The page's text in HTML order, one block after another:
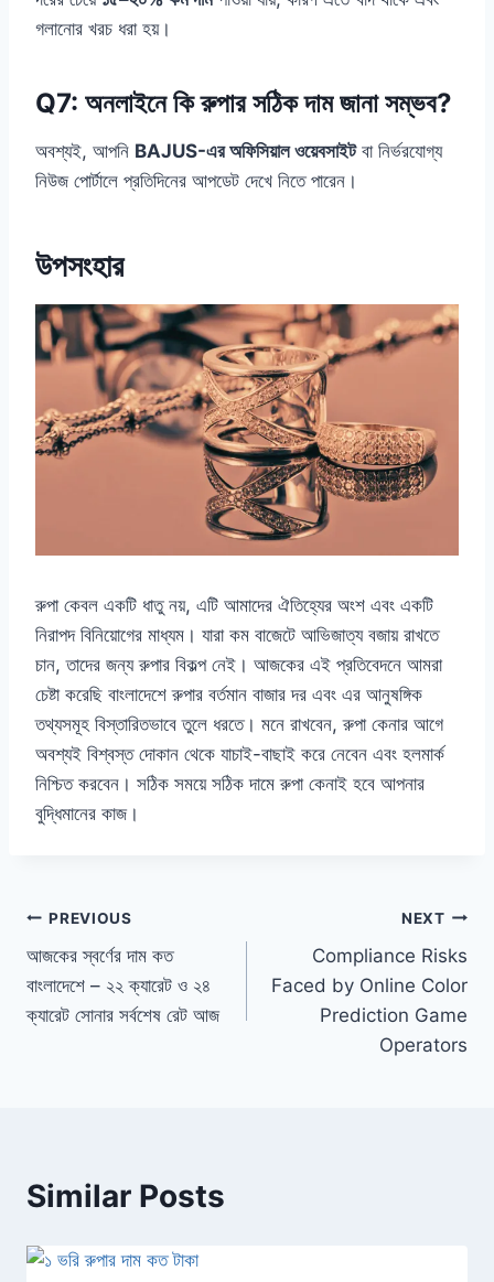
গলানোর খরচ ধরা হয়।
Q7: অনলাইনে কি রুপার সঠিক দাম জানা সম্ভব?
অবশ্যই, আপনি BAJUS-এর অফিসিয়াল ওয়েবসাইটবা নির্ভরযোগ্য
নিউজ পোর্টালে প্রতিদিনের আপডেট দেখে নিতে পারেন।
উপসংহার
রুপা কেবল একটি ধাতু নয়, এটি আমাদের ঐতিহ্যের অংশ এবং একটি
নিরাপদ বিনিয়োগের মাধ্যম। যারা কম বাজেটে আভিজাত্য বজায় রাখতে
চান, তাদের জন্য রুপার বিকল্প নেই। আজকের এই প্রতিবেদনে আমরা
চেষ্টা করেছি বাংলাদেশে রুপার বর্তমান বাজার দর এবং এর আনুষঙ্গিক
তথ্যসমূহ বিস্তারিতভাবে তুলে ধরতে। মনে রাখবেন, রুপা কেনার আগে
অবশ্যই বিশ্বস্ত দোকান থেকে যাচাই-বাছাই করে নেবেন এবং হলমার্ক
নিশ্চিত করবেন। সঠিক সময়ে সঠিক দামে রুপা কেনাই হবে আপনার
বুদ্ধিমানের কাজ।
Post
navigation
PREVIOUS
আজকের স্বর্ণের দাম কত
বাংলাদেশে – ২২ ক্যারেট ও ২৪
ক্যারেট সোনার সর্বশেষ রেট আজ
NEXT
Compliance Risks
Faced by Online Color
Prediction Game
Operators
Similar Posts